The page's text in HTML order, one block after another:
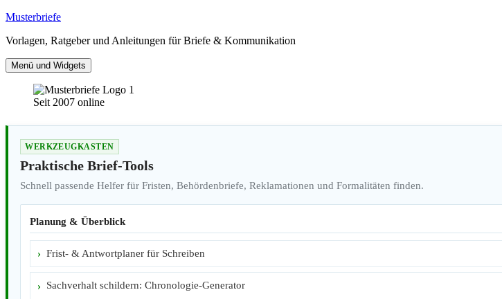
Zum
springen
Musterbriefe
Vorlagen, Ratgeber und Anleitungen für Briefe & Kommunikation
Menü und Widgets
Seit 2007 online
WERKZEUGKASTEN
Praktische Brief-Tools
Schnell passende Helfer für Fristen, Behördenbriefe, Reklamationen und Formalitäten finden.
Planung & Überblick
Frist- & Antwortplaner für Schreiben
Sachverhalt schildern: Chronologie-Generator